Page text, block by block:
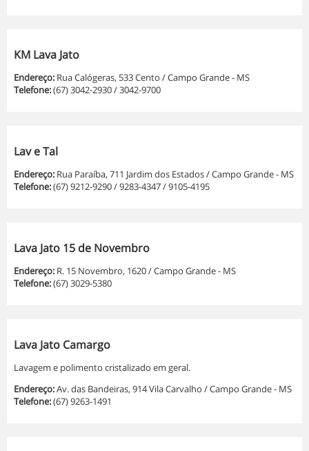
KM Lava Jato
Endereço: Rua Calógeras, 533 Cento / Campo Grande - MS
Telefone:(67) 3042-2930 / 3042-9700
Lav e Tal
Endereço: Rua Paraíba, 711 Jardim dos Estados / Campo Grande - MS
Telefone:(67) 9212-9290 / 9283-4347 / 9105-4195
Lava Jato 15 de Novembro
Endereço: R. 15 Novembro, 1620 / Campo Grande - MS
Telefone:(67) 3029-5380
Lava Jato Camargo
Lavagem e polimento cristalizado em geral.
Endereço:Av. das Bandeiras, 914 Vila Carvalho / Campo Grande - MS
Telefone:(67) 9263-1491